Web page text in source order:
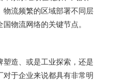
流频繁的区域部署不同层
物流网络的关键节点。
造、或是工业探索，还是
于企业来说都具有非常明